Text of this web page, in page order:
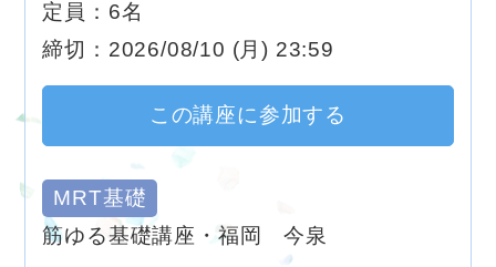
定員：6名
締切：2026/08/10 (月) 23:59
この講座に参加する
MRT基礎
筋ゆる基礎講座・福岡 今泉